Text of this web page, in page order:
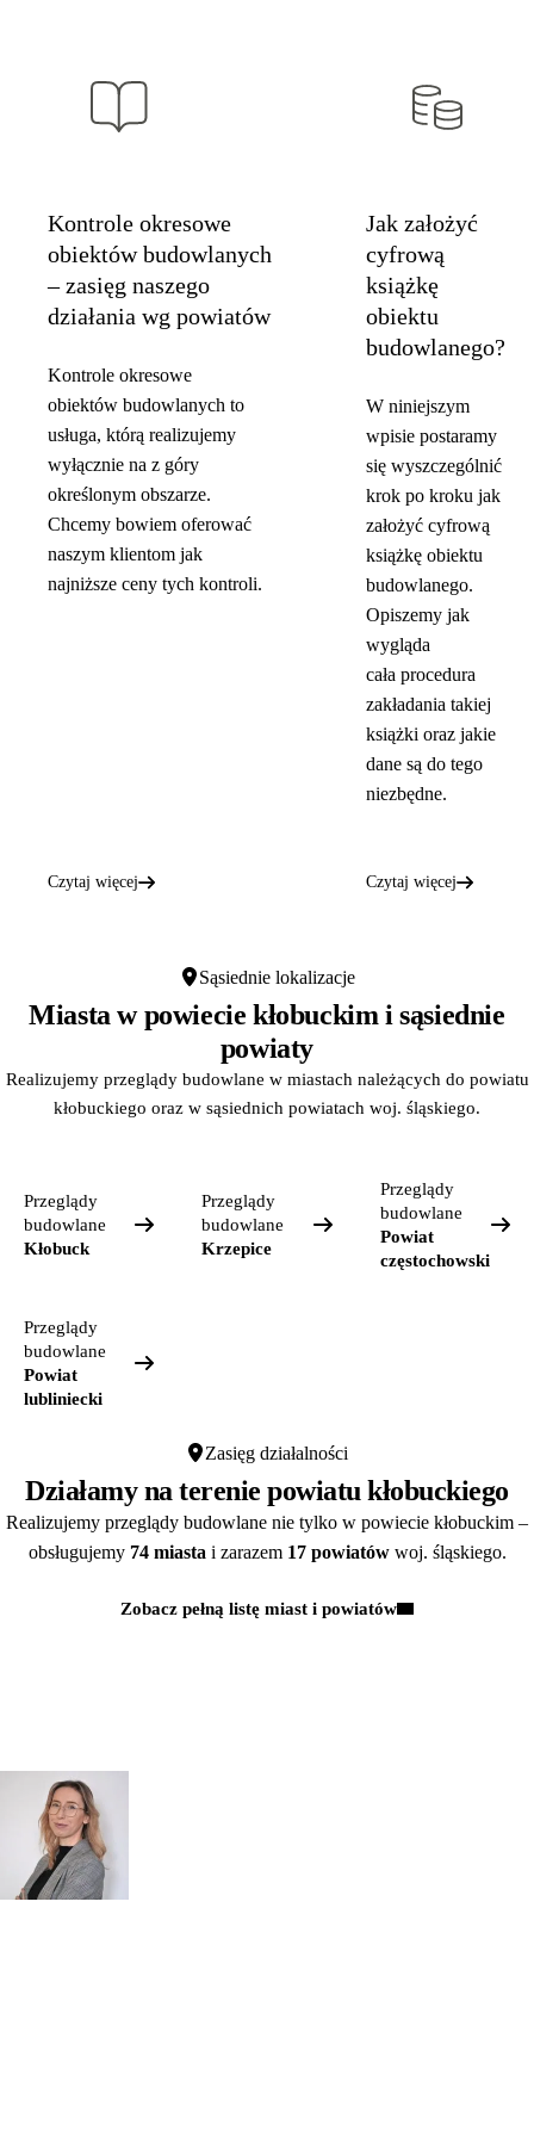
Kontrole okresowe
obiektów budowlanych
– zasięg naszego
działania wg powiatów
Kontrole okresowe
obiektów budowlanych to
usługa, którą realizujemy
wyłącznie na z góry
określonym obszarze.
Chcemy bowiem oferować
naszym klientom jak
najniższe ceny tych kontroli.
Czytaj więcej
Jak założyć
cyfrową
książkę
obiektu
budowlanego?
W niniejszym
wpisie postaramy
się wyszczególnić
krok po kroku jak
założyć cyfrową
książkę obiektu
budowlanego.
Opiszemy jak
wygląda
cała procedura
zakładania takiej
książki oraz jakie
dane są do tego
niezbędne.
Czytaj więcej
Sąsiednie lokalizacje
Miasta w powiecie kłobuckim i sąsiednie
powiaty
Realizujemy przeglądy budowlane w miastach należących do powiatu
kłobuckiego oraz w sąsiednich powiatach woj. śląskiego.
Przeglądy
budowlane
Kłobuck
Przeglądy
budowlane
Krzepice
Przeglądy
budowlane
Powiat
częstochowski
Przeglądy
budowlane
Powiat
lubliniecki
Zasięg działalności
Działamy na terenie powiatu kłobuckiego
Realizujemy przeglądy budowlane nie tylko w powiecie kłobuckim –
obsługujemy 74 miasta i zarazem 17 powiatówwoj. śląskiego.
Zobacz pełną listę miast i powiatów